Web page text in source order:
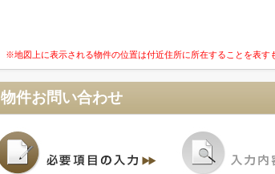
※地図上に表示される物件の位置は付近住所に所在することを表す
物件お問い合わせ